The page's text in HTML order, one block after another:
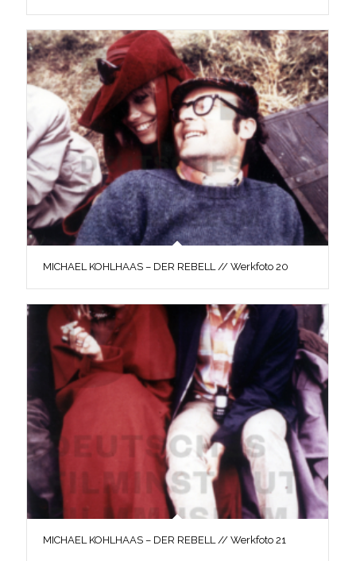
MICHAEL KOHLHAAS – DER REBELL // Werkfoto 20
MICHAEL KOHLHAAS – DER REBELL // Werkfoto 21